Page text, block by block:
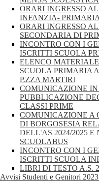
ORARI INGRESSO
INFANZIA- PRIMARIA
ORARI INGRESSO
SECONDARIA DI
INCONTRO CON I
ISCRITTI SCUOLA
ELENCO
SCUOLA PRIMARIA
P.ZZA MARTIRI
COMUNICAZIONE
PUBBLICAZIONE
CLASSI PRIME
COMUNICAZIONE A
DI BORGOSESIA
DELL'AS 2024/2025 E
SCUOLABUS
INCONTRO CON I
ISCRITTI SCUOLA
LIBRI DI TESTO A.S.
Avvisi Studenti e Genitori